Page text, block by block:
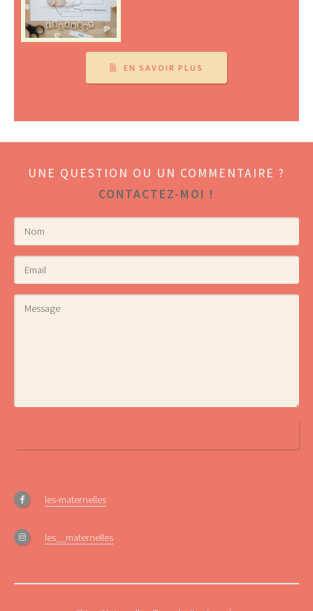
EN SAVOIR PLUS
UNE QUESTION OU UN COMMENTAIRE ?
CONTACTEZ-MOI !
les-maternelles
les__maternelles